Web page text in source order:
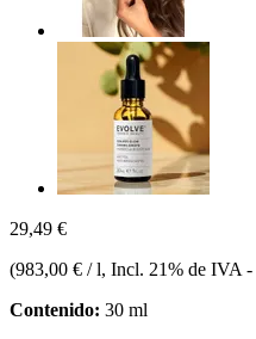
29,49 €
(983,00 € / l, Incl. 21% de IVA -
Contenido: 30 ml